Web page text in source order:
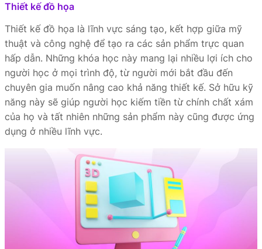
Thiết kế đồ họa
Thiết kế đồ họa là lĩnh vực sáng tạo, kết hợp giữa mỹ
thuật và công nghệ để tạo ra các sản phẩm trực quan
hấp dẫn. Những khóa học này mang lại nhiều lợi ích cho
người học ở mọi trình độ, từ người mới bắt đầu đến
chuyên gia muốn nâng cao khả năng thiết kế. Sở hữu kỹ
năng này sẽ giúp người học kiếm tiền từ chính chất xám
của họ và tất nhiên những sản phẩm này cũng được ứng
dụng ở nhiều lĩnh vực.